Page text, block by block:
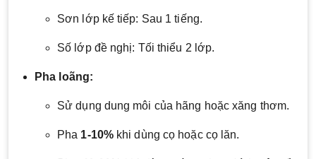
Sơn lớp kế tiếp: Sau 1 tiếng.
Số lớp đề nghị: Tối thiểu 2 lớp.
Pha loãng:
Sử dụng dung môi của hãng hoặc xăng thơm.
Pha 1-10%khi dùng cọ hoặc cọ lăn.